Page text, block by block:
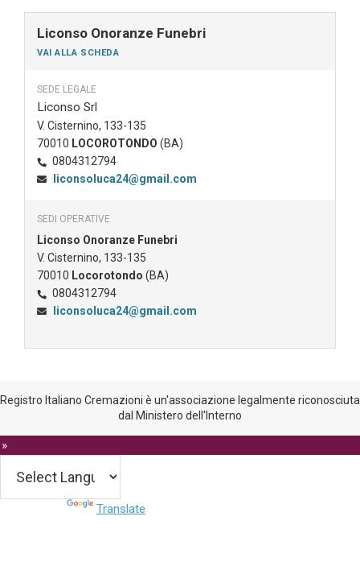
Liconso Onoranze Funebri
VAI ALLA SCHEDA
SEDE LEGALE
Liconso Srl
V. Cisternino, 133-135
70010 LOCOROTONDO (BA)
0804312794
liconsoluca24@gmail.com
SEDI OPERATIVE
Liconso Onoranze Funebri
V. Cisternino, 133-135
70010 Locorotondo (BA)
0804312794
liconsoluca24@gmail.com
Registro Italiano Cremazioni è un'associazione legalmente riconosciuta
dal Ministero dell'Interno
Translate